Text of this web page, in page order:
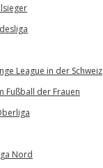
League in der Schweiz
Fußball der Frauen
Nord